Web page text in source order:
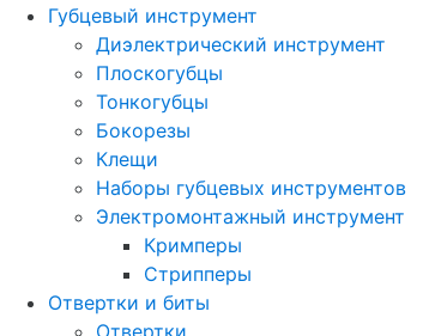
Губцевый инструмент
Диэлектрический инструмент
Плоскогубцы
Тонкогубцы
Бокорезы
Клещи
Наборы губцевых инструментов
Электромонтажный инструмент
Кримперы
Стрипперы
Отвертки и биты
Отвертки